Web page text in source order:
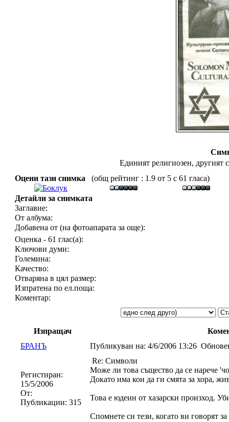
Единият религиозен, другият
Оцени тази снимка
(общ рейтинг : 1.9 от 5 с 61 гласа)
Детайли за снимката
Заглавие:
От албума:
Добавена от (на фотоапарата за още):
Оценка - 61 глас(а):
Ключови думи:
Големина:
Качество:
Отваряна в цял размер:
Изпратена по ел.поща:
Коментар:
Изпращач
БРАНЪ
Публикуван на: 4/6/2006 13:26
Регистиран:
15/5/2006
От:
Публикации: 315
Re: Символи
Може ли това същество да се нарече
Докато има кои да ги смята за хора,
Това е юдеин от хазарски произход.
Спомнете си тези, когато ви говорят